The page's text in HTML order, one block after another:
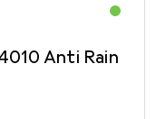
Anti Rain